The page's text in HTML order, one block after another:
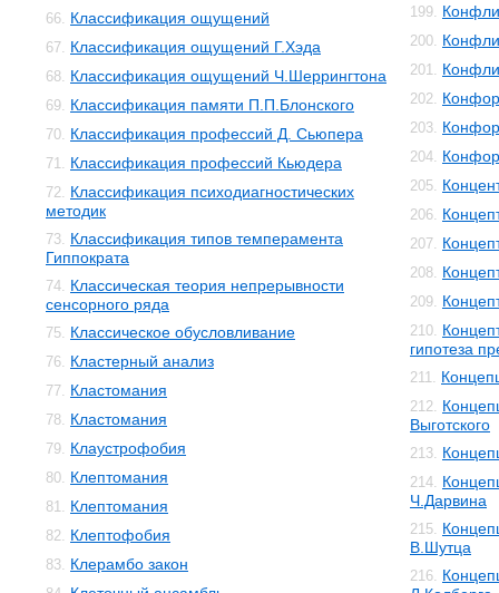
66. Классификация ощущений
67. Классификация ощущений Г.Хэда
68. Классификация ощущений Ч.Шеррингтона
69. Классификация памяти П.П.Блонского
70. Классификация профессий Д. Сьюпера
71. Классификация профессий Кьюдера
72. Классификация психодиагностических
методик
73. Классификация типов темперамента
Гиппократа
74. Классическая теория непрерывности
сенсорного ряда
75. Классическое обусловливание
76. Кластерный анализ
77. Кластомания
78. Кластомания
79. Клаустрофобия
80. Клептомания
81. Клептомания
82. Клептофобия
83. Клерамбо закон
199.
200.
201.
202.
203.
204.
205.
206.
207.
208.
209.
210.
гипотеза
211.
212.
Выготского
213.
214.
Ч.Дарвина
215.
В.Шутца
216.